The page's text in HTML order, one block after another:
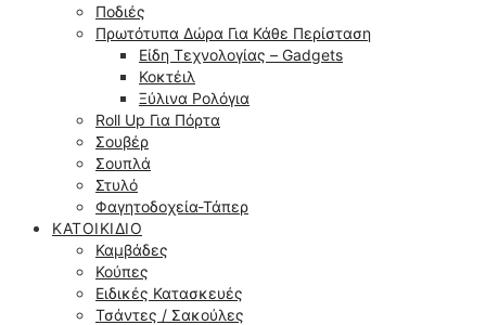
Ποδιές
Πρωτότυπα Δώρα Για Κάθε Περίσταση
Είδη Τεχνολογίας – Gadgets
Κοκτέιλ
Ξύλινα Ρολόγια
Roll Up Για Πόρτα
Σουβέρ
Σουπλά
Στυλό
Φαγητοδοχεία-Τάπερ
ΚΑΤΟΙΚΊΔΙΟ
Καμβάδες
Κούπες
Ειδικές Κατασκευές
Τσάντες / Σακούλες